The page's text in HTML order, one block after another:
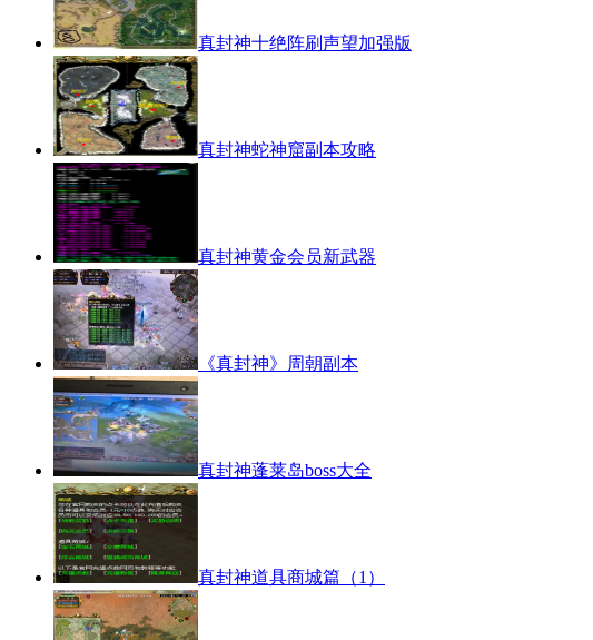
真封神十绝阵刷声望加强版
真封神蛇神窟副本攻略
真封神黄金会员新武器
《真封神》周朝副本
真封神蓬莱岛boss大全
真封神道具商城篇（1）